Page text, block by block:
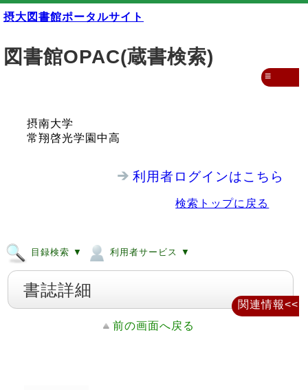
摂大図書館ポータルサイト
図書館OPAC(蔵書検索)
摂南大学
常翔啓光学園中高
利用者ログインはこちら
検索トップに戻る
目録検索 ▼ 利用者サービス ▼
≡
書誌詳細
前の画面へ戻る
関連情報<<